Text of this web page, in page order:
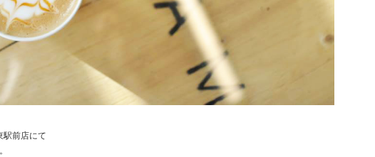
駅前店にて